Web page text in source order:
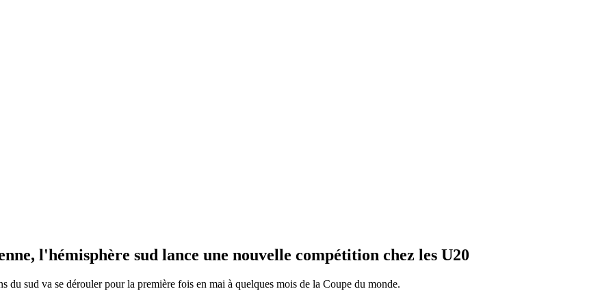
l'hémisphère sud lance une nouvelle compétition chez les U20
sud va se dérouler pour la première fois en mai à quelques mois de la Coupe du monde.